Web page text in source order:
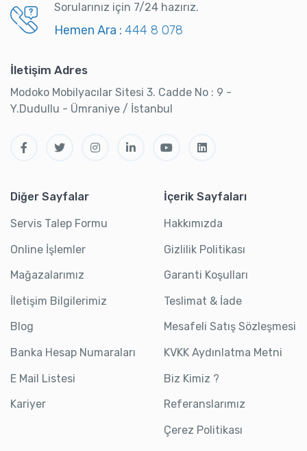
Sorularınız için 7/24 hazırız.
Hemen Ara : 444 8 078
İletişim Adres
Modoko Mobilyacılar Sitesi 3. Cadde No : 9 -
Y.Dudullu - Ümraniye / İstanbul
Diğer Sayfalar
Servis Talep Formu
Online İşlemler
Mağazalarımız
İletişim Bilgilerimiz
Blog
Banka Hesap Numaraları
E Mail Listesi
Kariyer
İçerik Sayfaları
Hakkımızda
Gizlilik Politikası
Garanti Koşulları
Teslimat & İade
Mesafeli Satış Sözleşmesi
KVKK Aydınlatma Metni
Biz Kimiz ?
Referanslarımız
Çerez Politikası